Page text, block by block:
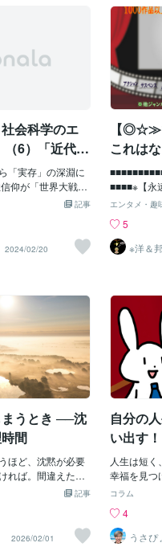
はどうかや
良いので
起こって
ーが強く
す。そこを
局理性はそ
ですからま
で叫んで、
ればカウ
ね「何も知らな
よね。子どもの頃
。ちなみに私のコ
性と理性の調和は
たりします。でも
感情、理性どっち
どっちのタイプ
か？それを踏まえ
た。Xでは
因追求が
もあれば冷
ただ当事
やスタンス
あったかは
です。誤
漫画家さ
なかった
ん。とても
らが本題。
焦点を当て
を見ていて
たポストが
を選ぶのは
い出来事で
響は特に
ただ、相談
えばそう
めること
もそも衝
という選
す。かく
択肢に上が
ています
い込まれ
が。その時
社会科学のエ
6）「近代」
なし
「実存」の深淵に
仰が「世界大戦」
」に直面した～人
対して、人間には
」「業」があるこ
。戦後、デンマー
を生み出し、キリ
「自由主義神学」
」へと大きな転換
唯物無神論の極致
、第一次世界大戦
革命を通して現実
界大戦が大きな転
がえます。 キリス
ント～思想史的に
スト教を成立させ
、キリスト教神学
ィヌス（カトリシ
・近代資本主義の
（プロテスタンテ
したキェルケゴー
押さえておけば、
く分かります。
記事
2024/02/20
【
これは
☆新作続
ＳＡＷ
【私の
日★☆】※
【
■■■■※【永
ウ！！！】
もども！！
いま
んは、超！
ク映画こ
ションス
ト作品を
Ｗ」シリ
か！！？
≪・・・・
■■■■そう
じゃなくて
ソウのおじ
す！！※】
ｗ・・・・
私はもちろ
でございま
一時期「《
は「《ス
エンタメ・趣
5
※洋＆
00作
うとき ──沈
間
ほど、沈黙が必要
れば。間違えたく
頭の中は言葉でい
そんなとき、必要
なく、一度、音を
は、止まることじ
記事
2026/02/01
自分の
い出す
ウンセ
ココナ
人生は短
幸福を見つ
かし、時に
阻害するこ
生から有害
踏み出す勇
コラム
4
うさぴ
し系ア